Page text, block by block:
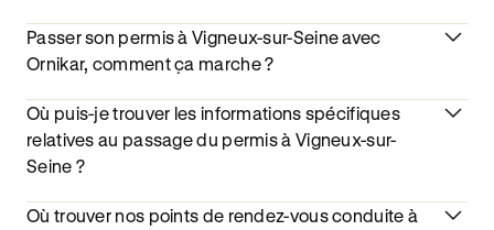
Passer son permis à Vigneux-sur-Seine avec
Ornikar, comment ça marche ?
Où puis-je trouver les informations spécifiques
relatives au passage du permis à Vigneux-sur-
Seine ?
Où trouver nos points de rendez-vous conduite à